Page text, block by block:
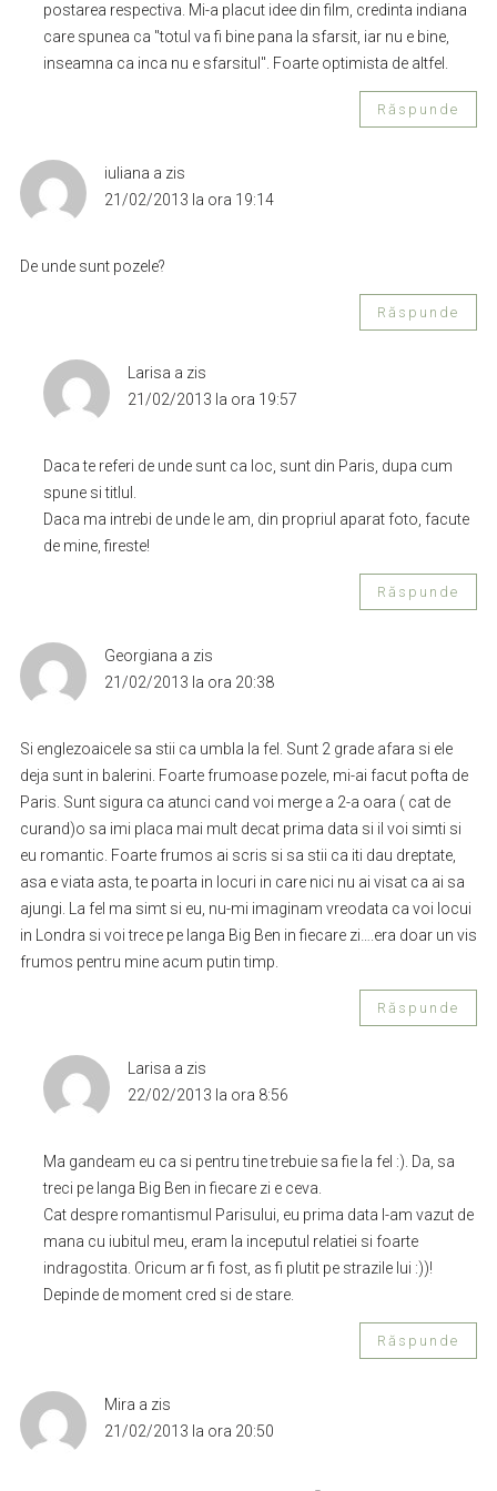
postarea respectiva. Mi-a placut idee din film, credinta indiana
care spunea ca "totul va fi bine pana la sfarsit, iar nu e bine,
inseamna ca inca nu e sfarsitul". Foarte optimista de altfel.
Răspunde
iuliana a zis
21/02/2013 la ora 19:14
De unde sunt pozele?
Răspunde
Larisa a zis
21/02/2013 la ora 19:57
Daca te referi de unde sunt ca loc, sunt din Paris, dupa cum
spune si titlul.
Daca ma intrebi de unde le am, din propriul aparat foto, facute
de mine, fireste!
Răspunde
Georgiana a zis
21/02/2013 la ora 20:38
Si englezoaicele sa stii ca umbla la fel. Sunt 2 grade afara si ele
deja sunt in balerini. Foarte frumoase pozele, mi-ai facut pofta de
Paris. Sunt sigura ca atunci cand voi merge a 2-a oara ( cat de
curand)o sa imi placa mai mult decat prima data si il voi simti si
eu romantic. Foarte frumos ai scris si sa stii ca iti dau dreptate,
asa e viata asta, te poarta in locuri in care nici nu ai visat ca ai sa
ajungi. La fel ma simt si eu, nu-mi imaginam vreodata ca voi locui
in Londra si voi trece pe langa Big Ben in fiecare zi….era doar un vis
frumos pentru mine acum putin timp.
Răspunde
Larisa a zis
22/02/2013 la ora 8:56
Ma gandeam eu ca si pentru tine trebuie sa fie la fel :). Da, sa
treci pe langa Big Ben in fiecare zi e ceva.
Cat despre romantismul Parisului, eu prima data l-am vazut de
mana cu iubitul meu, eram la inceputul relatiei si foarte
indragostita. Oricum ar fi fost, as fi plutit pe strazile lui :))!
Depinde de moment cred si de stare.
Răspunde
Mira a zis
21/02/2013 la ora 20:50